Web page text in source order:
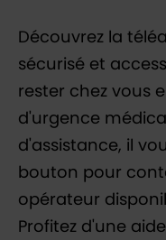
Découvrez la
sécurisé et
rester chez vous
d'urgence
d'assistance, il
bouton pour
opérateur
Profitez d'une